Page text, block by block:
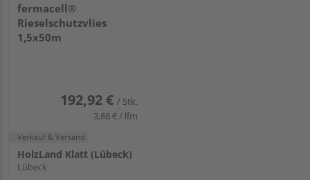
fermacell®
Rieselschutzvlies
1,5x50m
192,92 € / Stk.
3,86 € / lfm
Verkauf & Versand
HolzLand Klatt (Lübeck)
Lübeck